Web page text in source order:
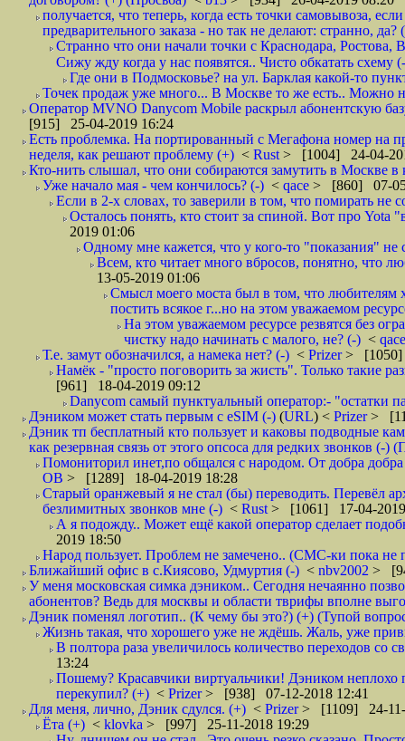
получается, что теперь, когда есть точки самовывоза,
предварительного заказа - но так не делают: странно, да?
Странно что они начали точки с Краснодара,
Сижу жду когда у нас появятся.. Чисто обкатать схему
Где они в Подмосковье? на ул. Барклая какой-то
Точек продаж уже много... В Москве то же есть.. Можно
Оператор MVNO Danycom Mobile раскрыл абонентскую
[915] 25-04-2019 16:24
Есть проблемка. На портированный с Мегафона номер на
неделя, как решают проблему (+) < Rust > [1004] 24-04-
Кто-нить слышал, что они собираются замутить в Москве в
Уже начало мая - чем кончилось? (-) < qace > [860] 07-
Если в 2-х словах, то заверили в том, что помирать не
Осталось понять, кто стоит за спиной. Вот про Yota
2019 01:06
Одному мне кажется, что у кого-то "показания" не
Всем, кто читает много вбросов, понятно, что
13-05-2019 01:06
Смысл моего моста был в том, что любителям
постить всякое г...но на этом уважаемом
На этом уважаемом ресурсе резвятся без
чистку надо начинать с малого, не? (-) <
Т.е. замут обозначился, а намека нет? (-) < Prizer> [1050]
Намёк - "просто поговорить за жисть". Только такие
[961] 18-04-2019 09:12
Danycom самый пунктуальный оператор:- "остатки
Дэником может стать первым с еSIM (-) (URL) < Prizer>
Дэник тп бесплатный кто пользует и каковы подводные
как резервная связь от этого опсоса для редких звонков (-)
Помониторил инет,по общался с народом. От добра
ОВ > [1289] 18-04-2019 18:28
Старый оранжевый я не стал (бы) переводить. Перевёл
безлимитных звонков мне (-) < Rust > [1061] 17-04-
А я подожду.. Может ещё какой оператор сделает
2019 18:50
Народ пользует. Проблем не замечено.. (СМС-ки пока
Ближайший офис в с.Киясово, Удмуртия (-) < nbv2002 >
У меня московская симка дэником.. Сегодня нечаянно
абонентов? Ведь для москвы и области тврифы вполне
Дэник поменял логотип.. (К чему бы это?) (+) (Тупой
Жизнь такая, что хорошего уже не ждёшь. Жаль, уже
В полтора раза увеличилось количество переходов
13:24
Пошему? Красавчики виртуальчики! Дэником
перекупил? (+) < Prizer> [938] 07-12-2018 12:41
Для меня, лично, Дэник сдулся. (+) < Prizer> [1109] 24-11-
Ёта (+) < klovka > [997] 25-11-2018 19:29